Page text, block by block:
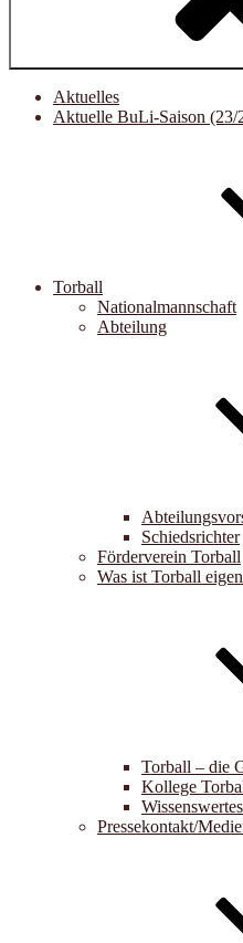
Aktuelles
Aktuelle BuLi-Saison (23/
Torball
Nationalmannschaft
Abteilung
Schiedsrichter
Förderverein Torball
Was ist Torball
Torball – die
Kollege
Pressekontakt/